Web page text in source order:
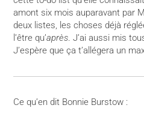
amont six mois auparavant par
deux listes, les choses déjà
l’être qu’après. J’ai aussi mis
J’espère que ça t’allégera un
Ce qu’en dit Bonnie Burstow :